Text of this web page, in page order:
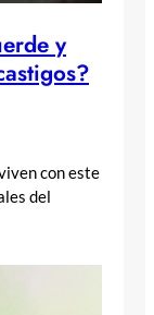
y
con este
del